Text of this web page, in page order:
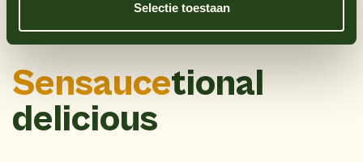
Selectie toestaan
Sensaucetional
delicious